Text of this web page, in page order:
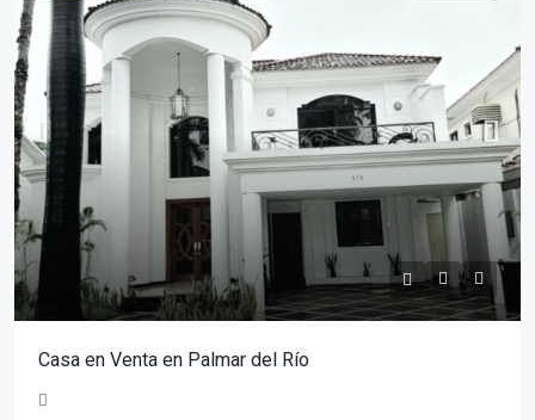
Casa en Venta en Palmar del Río